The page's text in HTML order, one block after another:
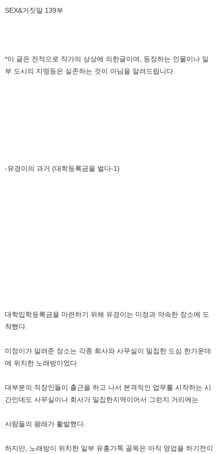
SEX&거짓말 139부
*이 글은 전적으로 작가의 상상에 의한글이며, 등장하는 인물이나 일
부 도시의 지명등은 실존하는 것이 아님을 알려드립니다.
-유경이의 과거 (대학등록금을 벌다-1)
대학입학등록금을 마련하기 위해 유경이는 미정과 약속한 장소에 도
착했다.
미정이가 알려준 장소는 각종 회사와 사무실이 밀집한 도심 한가운데
에 위치한 노래방이었다.
대부분의 직장인들이 출근을 하고 나서 본격적인 업무를 시작하는 시
간인데도 사무실이나 회사가 밀집한지역이어서 그런지 거리에는
사람들의 왕래가 활발했다.
하지만, 노래방이 위치한 일부 유흥가쪽 골목은 아직 영업을 하기전이